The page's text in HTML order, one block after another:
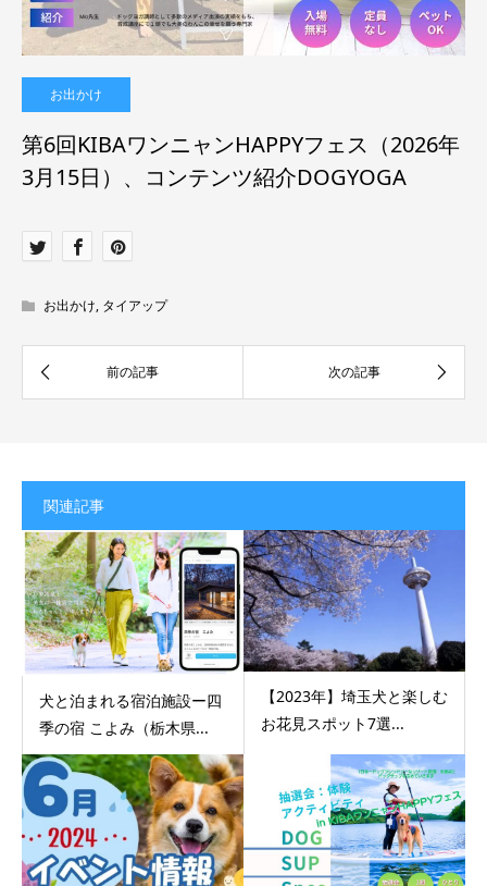
お出かけ
第6回KIBAワンニャンHAPPYフェス（2026年
3月15日）、コンテンツ紹介DOGYOGA
お出かけ, タイアップ
関連記事
犬と泊まれる宿泊施設ー四
季の宿 こよみ（栃木県...
【2023年】埼玉犬と楽しむ
お花見スポット7選...